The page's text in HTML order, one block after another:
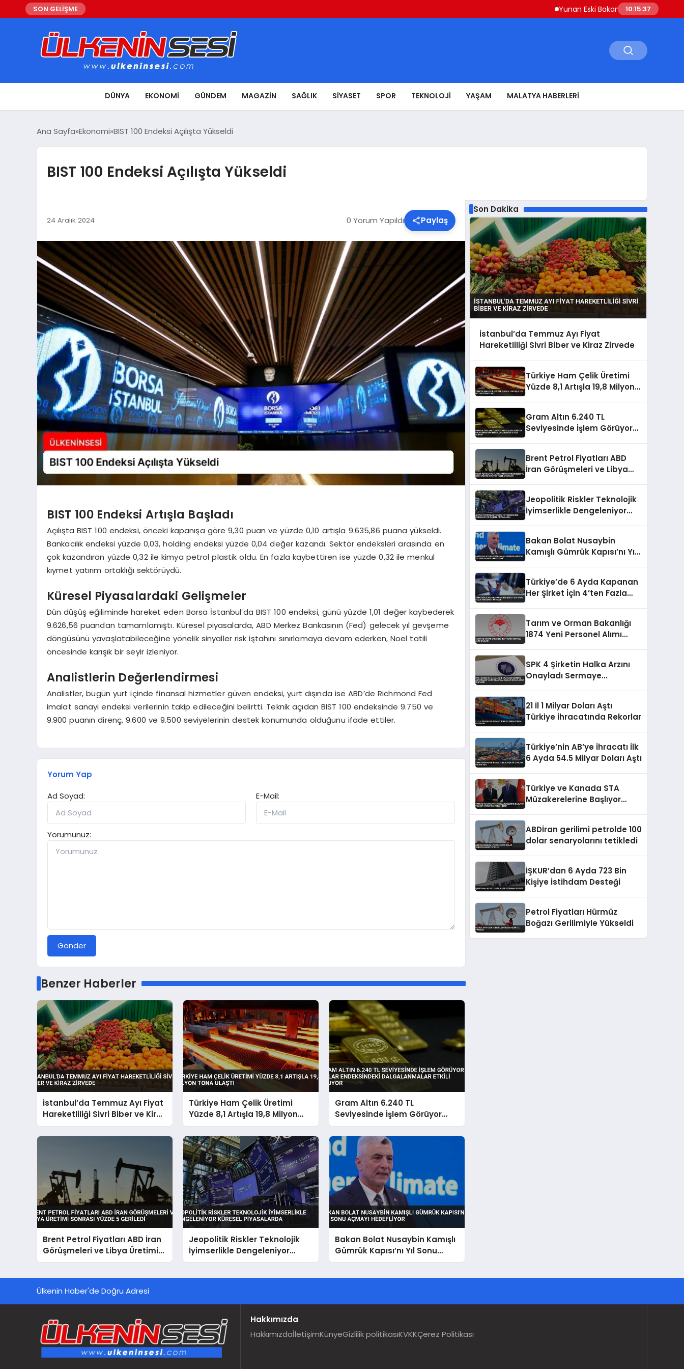
SON GELİŞME Yunan Eski Bakan Varoufakis’ten Atina’ya
10:15:38
DÜNYA EKONOMI GÜNDEM MAGAZIN SAĞLIK SIYASET SPOR TEKNOLOJI YAŞAM MALATYA HABERLERI
Ana Sayfa Ekonomi BIST 100 Endeksi Açılışta Yükseldi
BIST 100 Endeksi Açılışta Yükseldi
24 Aralık 2024 0 Yorum Yapıldı Paylaş
BIST 100 Endeksi Artışla Başladı
Açılışta BIST 100 endeksi, önceki kapanışa göre 9,30 puan ve yüzde 0,10 artışla 9.635,86 puana yükseldi.
Bankacılık endeksi yüzde 0,03, holding endeksi yüzde 0,04 değer kazandı. Sektör endeksleri arasında en
çok kazandıran yüzde 0,32 ile kimya petrol plastik oldu. En fazla kaybettiren ise yüzde 0,32 ile menkul
kıymet yatırım ortaklığı sektörüydü.
Küresel Piyasalardaki Gelişmeler
Dün düşüş eğiliminde hareket eden Borsa İstanbul’da BIST 100 endeksi, günü yüzde 1,01 değer kaybederek
9.626,56 puandan tamamlamıştı. Küresel piyasalarda, ABD Merkez Bankasının (Fed) gelecek yıl gevşeme
döngüsünü yavaşlatabileceğine yönelik sinyaller risk iştahını sınırlamaya devam ederken, Noel tatili
öncesinde karışık bir seyir izleniyor.
Analistlerin Değerlendirmesi
Analistler, bugün yurt içinde finansal hizmetler güven endeksi, yurt dışında ise ABD’de Richmond Fed
imalat sanayi endeksi verilerinin takip edileceğini belirtti. Teknik açıdan BIST 100 endeksinde 9.750 ve
9.900 puanın direnç, 9.600 ve 9.500 seviyelerinin destek konumunda olduğunu ifade ettiler.
Yorum Yap
Ad Soyad:
E-Mail:
Yorumunuz:
Gönder
Benzer Haberler
İstanbul’da Temmuz Ayı Fiyat
Hareketliliği Sivri Biber ve Kiraz
Zirvede
Türkiye Ham Çelik Üretimi
Yüzde 8,1 Artışla 19,8 Milyon
Tona Ulaştı
Gram Altın 6.240 TL
Seviyesinde İşlem Görüyor
Dolar Endeksindeki
Dalgalanmalar Etkili Oluyor
Brent Petrol Fiyatları ABD İran
Görüşmeleri ve Libya Üretimi
Sonrası Yüzde 5 Geriledi
Jeopolitik Riskler Teknolojik
İyimserlikle Dengeleniyor
Küresel Piyasalarda
Bakan Bolat Nusaybin Kamışlı
Gümrük Kapısı’nı Yıl Sonu
Açmayı Hedefliyor
Son Dakika
İstanbul’da Temmuz Ayı Fiyat
Hareketliliği Sivri Biber ve Kiraz Zirvede
Türkiye Ham Çelik Üretimi
Yüzde 8,1 Artışla 19,8 Milyon
Gram Altın 6.240 TL
Seviyesinde İşlem Görüyor
Brent Petrol Fiyatları ABD
İran Görüşmeleri ve Libya
Jeopolitik Riskler Teknolojik
İyimserlikle Dengeleniyor
Bakan Bolat Nusaybin
Kamışlı Gümrük Kapısı’nı Yıl
Türkiye’de 6 Ayda Kapanan
Her Şirket İçin 4’ten Fazla
Tarım ve Orman Bakanlığı
1874 Yeni Personel Alımı
SPK 4 Şirketin Halka Arzını
Onayladı Sermaye
21 İl 1 Milyar Doları Aştı
Türkiye İhracatında Rekorlar
Türkiye’nin AB’ye İhracatı İlk
6 Ayda 54.5 Milyar Doları Aştı
Türkiye ve Kanada STA
Müzakerelerine Başlıyor
ABDİran gerilimi petrolde 100
dolar senaryolarını tetikledi
İŞKUR’dan 6 Ayda 723 Bin
Kişiye İstihdam Desteği
Petrol Fiyatları Hürmüz
Boğazı Gerilimiyle Yükseldi
Ülkenin Haber'de Doğru Adresi
Hakkımızda
HakkımızdaİletişimKünyeGizlilik politikasıKVKKÇerez Politikası